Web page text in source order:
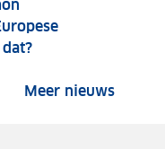
Meer nieuws